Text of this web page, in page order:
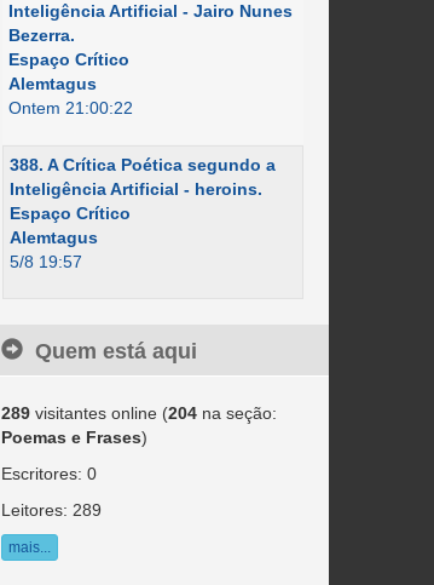
Inteligência Artificial - Jairo Nunes
Bezerra.
Espaço Crítico
Alemtagus
Ontem 21:00:22
388. A Crítica Poética segundo a
Inteligência Artificial - heroins.
Espaço Crítico
Alemtagus
5/8 19:57
Quem está aqui
289visitantes online (204na seção:
Poemas e Frases)
Escritores: 0
Leitores: 289
mais...